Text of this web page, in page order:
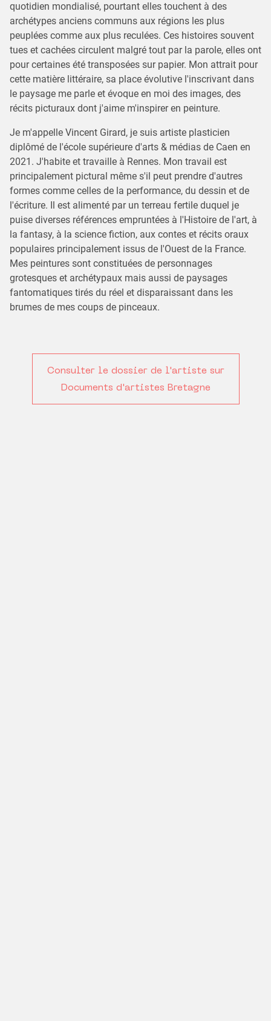
quotidien mondialisé, pourtant elles touchent à des
archétypes anciens communs aux régions les plus
peuplées comme aux plus reculées. Ces histoires souvent
tues et cachées circulent malgré tout par la parole, elles ont
pour certaines été transposées sur papier. Mon attrait pour
cette matière littéraire, sa place évolutive l'inscrivant dans
le paysage me parle et évoque en moi des images, des
récits picturaux dont j'aime m'inspirer en peinture.
Je m'appelle Vincent Girard, je suis artiste plasticien
diplômé de l'école supérieure d'arts & médias de Caen en
2021. J'habite et travaille à Rennes. Mon travail est
principalement pictural même s'il peut prendre d'autres
formes comme celles de la performance, du dessin et de
l'écriture. Il est alimenté par un terreau fertile duquel je
puise diverses références empruntées à l'Histoire de l'art, à
la fantasy, à la science fiction, aux contes et récits oraux
populaires principalement issus de l'Ouest de la France.
Mes peintures sont constituées de personnages
grotesques et archétypaux mais aussi de paysages
fantomatiques tirés du réel et disparaissant dans les
brumes de mes coups de pinceaux.
Consulter le dossier de l'artiste sur
Documents d'artistes Bretagne